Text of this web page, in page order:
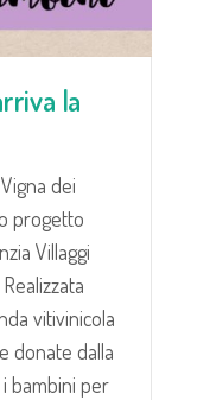
la
dei
progetto
Villaggi
vitivinicola
donate dalla
bambini per